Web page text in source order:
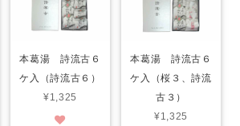
本葛湯 詩流古６
ケ入（詩流古６）
¥1,325
本葛湯 詩流古６
ケ入（桜３、詩流
古３）
¥1,325